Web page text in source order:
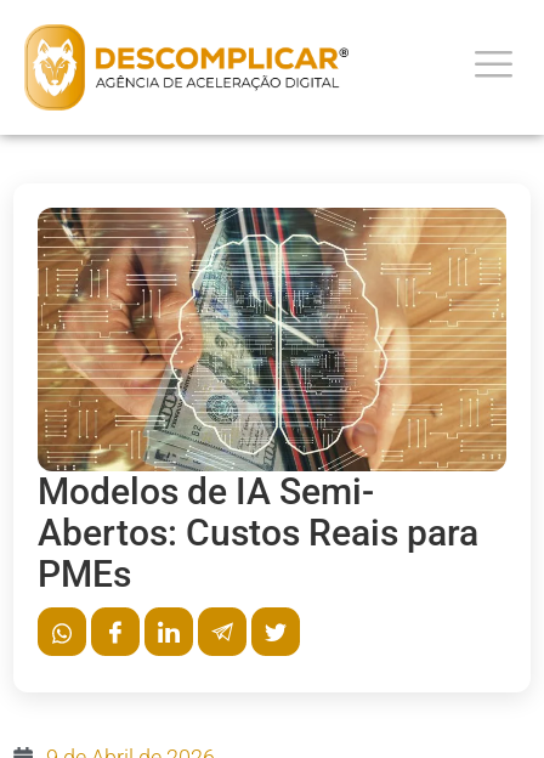
Modelos de IA Semi-
Abertos: Custos Reais para
PMEs